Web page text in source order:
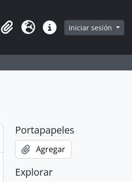
Portapapeles
Idioma Enlaces rápidos
Iniciar sesión
Portapapeles
Agregar
Explorar